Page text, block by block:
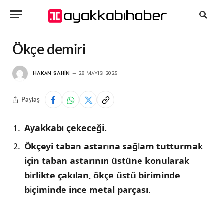
Ökçe demiri
HAKAN SAHIN 28 MAYIS 2025
Paylaş
Ayakkabı çekeceği.
Ökçeyi taban astarına sağlam tutturmak
için taban astarının üstüne konularak
birlikte çakılan, ökçe üstü biriminde
biçiminde ince metal parçası.